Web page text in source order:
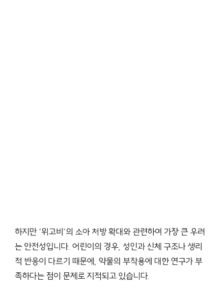
하지만 ‘위고비’의 소아 처방 확대와 관련하여 가장 큰 우려
는 안전성입니다. 어린이의 경우, 성인과 신체 구조나 생리
적 반응이 다르기 때문에, 약물의 부작용에 대한 연구가 부
족하다는 점이 문제로 지적되고 있습니다.